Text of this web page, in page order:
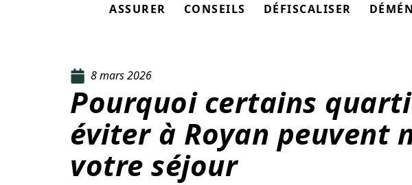
ASSURER CONSEILS DÉFISCALISER
8 mars 2026
Pourquoi certains
éviter à Royan peuvent
votre séjour